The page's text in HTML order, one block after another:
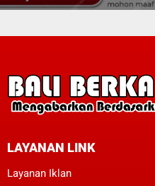
LAYANAN LINK
Layanan Iklan